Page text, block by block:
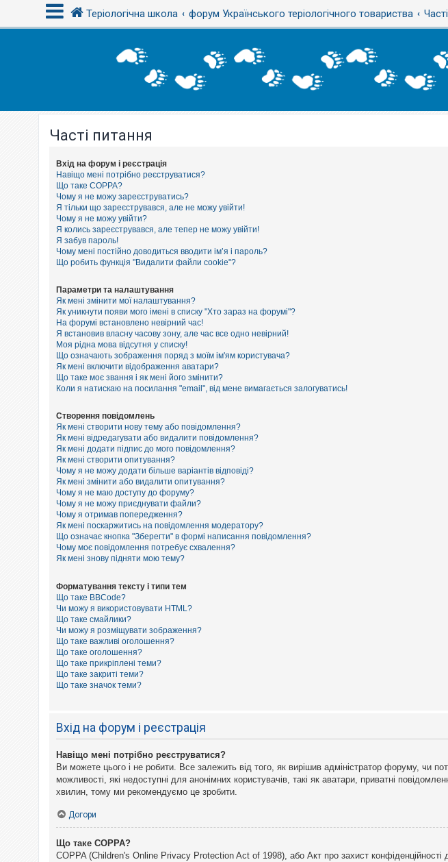
Теріологічна школа форум Українського теріологічного товариства
Часті питання
Вхід на форум і реєстрація
Навіщо мені потрібно реєструватися?
Що таке COPPA?
Чому я не можу зареєструватись?
Я тільки що зареєструвався, але не можу увійти!
Чому я не можу увійти?
Я колись зареєструвався, але тепер не можу увійти!
Я забув пароль!
Чому мені постійно доводиться вводити ім’я і пароль?
Що робить функція "Видалити файли cookie"?
Параметри та налаштування
Як мені змінити мої налаштування?
Як уникнути появи мого імені в списку "Хто зараз на форумі"?
На форумі встановлено невірний час!
Я встановив власну часову зону, але час все одно невірний!
Моя рідна мова відсутня у списку!
Що означають зображення поряд з моїм ім'ям користувача?
Як мені включити відображення аватари?
Що таке моє звання і як мені його змінити?
Коли я натискаю на посилання "email", від мене вимагається залогуватись!
Створення повідомлень
Як мені створити нову тему або повідомлення?
Як мені відредагувати або видалити повідомлення?
Як мені додати підпис до мого повідомлення?
Як мені створити опитування?
Чому я не можу додати більше варіантів відповіді?
Як мені змінити або видалити опитування?
Чому я не маю доступу до форуму?
Чому я не можу приєднувати файли?
Чому я отримав попередження?
Як мені поскаржитись на повідомлення модератору?
Що означає кнопка "Зберегти" в формі написання повідомлення?
Чому моє повідомлення потребує схвалення?
Як мені знову підняти мою тему?
Форматування тексту і типи тем
Що таке BBCode?
Чи можу я використовувати HTML?
Що таке смайлики?
Чи можу я розміщувати зображення?
Що таке важливі оголошення?
Що таке оголошення?
Що таке прикріплені теми?
Що таке закриті теми?
Що таке значок теми?
Вхід на форум і реєстрація
Навіщо мені потрібно реєструватися?
Ви можете цього і не робити. Все залежить від того, як вирішив адміністратор форуму, чи
можливості, які недоступні для анонімних користувачів, такі як аватари, приватні
хвилин, тому ми рекомендуємо це зробити.
Догори
Що таке COPPA?
COPPA (Children's Online Privacy Protection Act of 1998), або Акт про захист